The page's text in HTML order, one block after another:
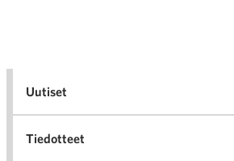
Uutiset
Tiedotteet